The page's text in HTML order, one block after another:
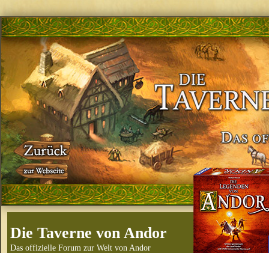
Die Taverne von Andor
Das offizielle Forum zur Welt von Andor